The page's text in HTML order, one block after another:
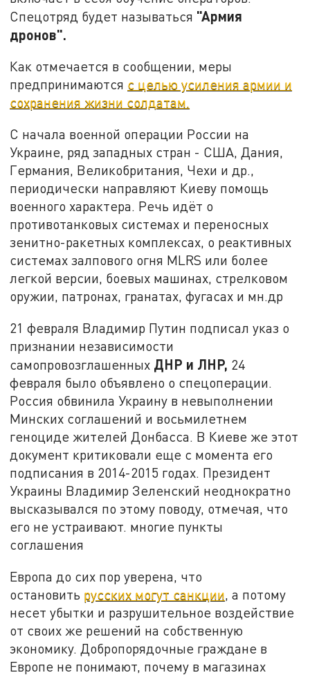
Спецотряд будет называться "Армия
дронов".
Как отмечается в сообщении, меры
предпринимаются с целью усиления армии и
сохранения жизни солдатам.
С начала военной операции России на
Украине, ряд западных стран - США, Дания,
Германия, Великобритания, Чехи и др.,
периодически направляют Киеву помощь
военного характера. Речь идёт о
противотанковых системах и переносных
зенитно-ракетных комплексах, о реактивных
системах залпового огня MLRS или более
легкой версии, боевых машинах, стрелковом
оружии, патронах, гранатах, фугасах и мн.др
21 февраля Владимир Путин подписал указ о
признании независимости
самопровозглашенных ДНР и ЛНР, 24
февраля было объявлено о спецоперации.
Россия обвинила Украину в невыполнении
Минских соглашений и восьмилетнем
геноциде жителей Донбасса. В Киеве же этот
документ критиковали еще с момента его
подписания в 2014-2015 годах. Президент
Украины Владимир Зеленский неоднократно
высказывался по этому поводу, отмечая, что
его не устраивают. многие пункты
соглашения
Европа до сих пор уверена, что
остановить русских могут санкции , а потому
несет убытки и разрушительное воздействие
от своих же решений на собственную
экономику. Добропорядочные граждане в
Европе не понимают, почему в магазинах